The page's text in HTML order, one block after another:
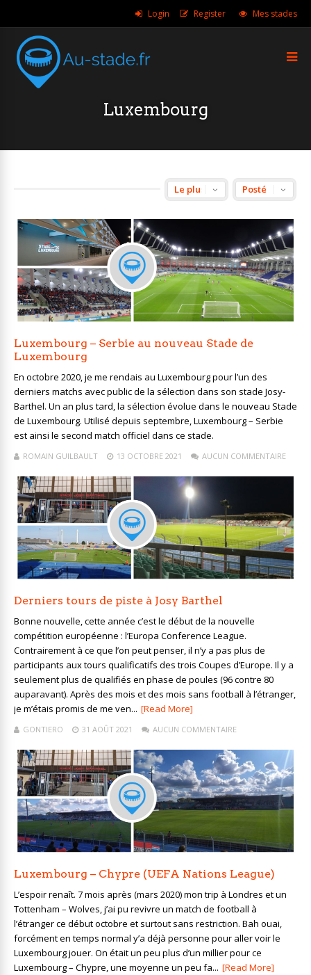
Login Register Mes stades
Luxembourg
Luxembourg – Serbie au nouveau Stade de
Luxembourg
En octobre 2020, je me rendais au Luxembourg pour l’un des
derniers matchs avec public de la sélection dans son stade Josy-
Barthel. Un an plus tard, la sélection évolue dans le nouveau Stade
de Luxembourg. Utilisé depuis septembre, Luxembourg – Serbie
est ainsi le second match officiel dans ce stade.
ROMAIN GUILBAULT 13 OCTOBRE 2021 AUCUN COMMENTAIRE
Derniers tours de piste à Josy Barthel
Bonne nouvelle, cette année c’est le début de la nouvelle
compétition européenne : l’Europa Conference League.
Contrairement à ce que l’on peut penser, il n’y a pas plus de
participants aux tours qualificatifs des trois Coupes d’Europe. Il y a
seulement plus de qualifiés en phase de poules (96 contre 80
auparavant). Après des mois et des mois sans football à l’étranger,
je m’étais promis de me ven... [Read More]
GONTIERO 31 AOÛT 2021 AUCUN COMMENTAIRE
Luxembourg – Chypre (UEFA Nations League)
L’espoir renaît. 7 mois après (mars 2020) mon trip à Londres et un
Tottenham – Wolves, j’ai pu revivre un match de football à
l’étranger ce début octobre et surtout sans restriction. Bah ouai,
forcément en temps normal y’a déjà personne pour aller voir le
Luxembourg jouer. On était un peu plus d’un millier pour ce
Luxembourg – Chypre, une moyenne un peu fa... [Read More]